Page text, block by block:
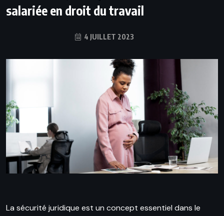
salariée en droit du travail
4 JUILLET 2023
La sécurité juridique est un concept essentiel dans le